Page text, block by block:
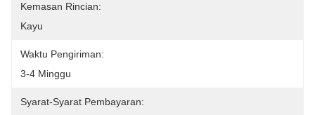
Kemasan Rincian:
Kayu
Waktu Pengiriman:
3-4 Minggu
Syarat-Syarat Pembayaran: